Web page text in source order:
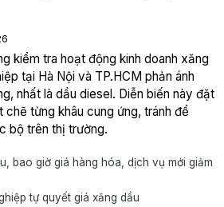
kiểm tra hoạt động kinh doanh xăng
tại Hà Nội và TP.HCM phản ánh
nhất là dầu diesel. Diễn biến này đặt
từng khâu cung ứng, tránh để
bộ trên thị trường.
bao giờ giá hàng hóa, dịch vụ mới giảm
tự quyết giá xăng dầu